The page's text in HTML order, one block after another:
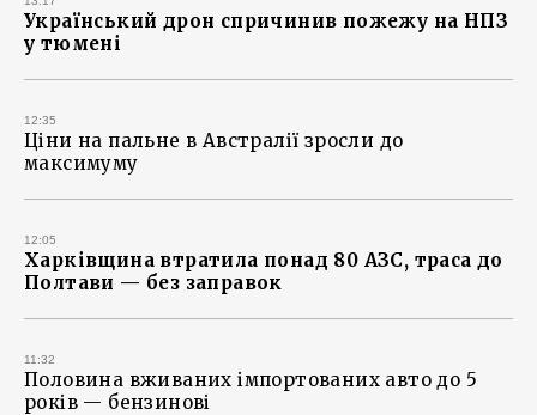
Український дрон спричинив пожежу на НПЗ
у тюмені
12:35
Ціни на пальне в Австралії зросли до
максимуму
12:05
Харківщина втратила понад 80 АЗС, траса до
Полтави — без заправок
11:32
Половина вживаних імпортованих авто до 5
років — бензинові